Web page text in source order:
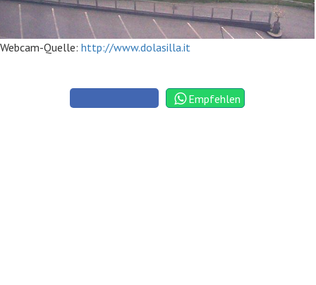
Webcam-Quelle: http://www.dolasilla.it
Empfehlen